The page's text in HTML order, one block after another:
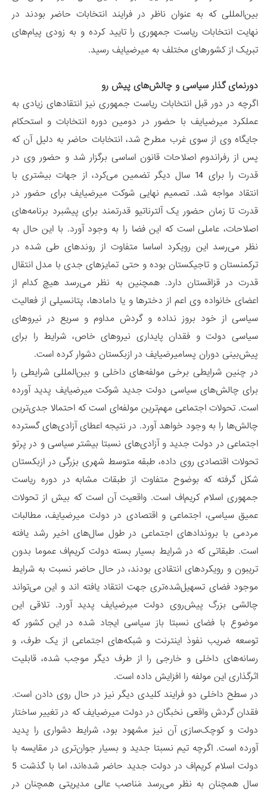
بین‌المللی که به عنوان ناظر در فرایند انتخابات حاضر بودند در
نهایت انتخابات ریاست جمهوری را تایید کرده و به زودی پیام‌های
تبریک از کشورهای مختلف به میرضیایف رسید.
دورنمای گذار سیاسی و چالش‌های پیش‌ رو
اگرچه در دور قبل انتخابات ریاست جمهوری نیز انتقادهای زیادی به
عملکرد میرضیایف با حضور در دومین دوره انتخابات و استحکام
جایگاه وی از سوی غرب مطرح شد، انتخابات حاضر به دلیل آن که
پس از رفراندوم اصلاحات قانون اساسی برگزار شد و حضور وی در
قدرت را برای 14 سال دیگر تضمین می‌کرد، از جهات بیشتری با
انتقاد مواجه شد. تصمیم نهایی شوکت میرضیایف برای حضور در
قدرت تا زمان حضور یک آلترناتیو قدرتمند برای پیشبرد برنامه‌های
اصلاحات، عاملی است که این فضا را به وجود آورد. با این حال به
نظر می‌رسد این رویکرد اساسا متفاوت از روندهای طی شده در
ترکمنستان و تاجیکستان بوده و حتی تمایزهای جدی با مدل انتقال
قدرت در قزاقستان دارد. همچنین به نظر می‌رسد هیچ کدام از
اعضای خانواده وی اعم از دخترها و یا دامادها، پتانسیلی از فعالیت
سیاسی از خود بروز نداده و گردش مداوم و سریع در نیروهای
سیاسی دولت و فقدان پایداری نیروهای خاص، شرایط را برای
پیش‌بینی دوران پسامیرضیایف در ازبکستان دشوار کرده است.
در چنین شرایطی برخی مولفه‌های داخلی و بین‌المللی شرایطی را
برای چالش‌های سیاسی دولت‌ جدید شوکت میرضیایف پدید آورده
است. تحولات اجتماعی مهم‌ترین مولفه‌ای است که احتمالا جدی‌ترین
چالش‌ها را به وجود خواهد آورد. در نتیجه اعطای آزادی‌های گسترده
اجتماعی در دولت جدید و آزادی‌های نسبتا بیشتر سیاسی و در پرتو
تحولات اقتصادی روی داده، طبقه متوسط شهری بزرگی در ازبکستان
شکل گرفته که بوضوح متفاوت از طبقات مشابه در دوره ریاست
جمهوری اسلام کریم‌اف است. واقعیت آن است که بیش از تحولات
عمیق سیاسی، اجتماعی و اقتصادی در دولت میرضیایف، مطالبات
مردمی با بروندادهای اجتماعی در طول سال‌های اخیر رشد یافته
است. طبقاتی که در شرایط بسیار بسته دولت کریم‌اف عموما بدون
تریبون و رویکردهای انتقادی بودند، در حال حاضر نسبت به شرایط
موجود فضای تسهیل‌شده‌تری جهت انتقاد یافته اند و این می‌تواند
چالشی بزرگ پیش‌روی دولت میرضیایف پدید آورد. تلاقی این
موضوع با فضای نسبتا باز سیاسی ایجاد شده در این کشور که
توسعه ضریب نفوذ اینترنت و شبکه‌های اجتماعی از یک طرف، و
رسانه‌های داخلی و خارجی را از طرف دیگر موجب شده، قابلیت
اثرگذاری این مولفه را افزایش داده است.
در سطح داخلی دو فرایند کلیدی دیگر نیز در حال روی دادن است.
فقدان گردش واقعی نخبگان در دولت میرضیایف که در تغییر ساختار
دولت و کوچک‌سازی آن نیز مشهود بود، شرایط دشواری را پدید
آورده است. اگرچه تیم نسبتا جدید و بسیار جوان‌تری در مقایسه با
دولت اسلام کریم‌اف در دولت جدید حاضر شده‌اند، اما با گذشت 5
سال همچنان به نظر می‌رسد مَناصب عالی مدیریتی همچنان در